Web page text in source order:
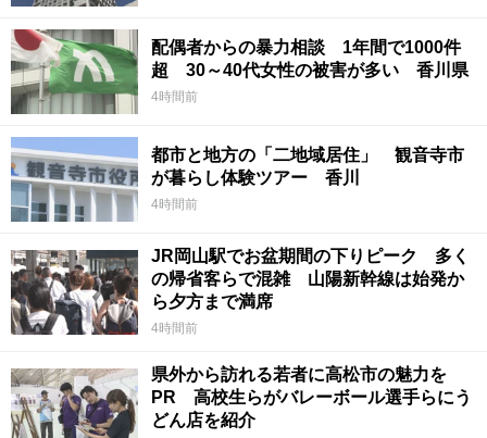
配偶者からの暴力相談 1年間で1000件
超 30～40代女性の被害が多い 香川県
4時間前
都市と地方の「二地域居住」 観音寺市
が暮らし体験ツアー 香川
4時間前
JR岡山駅でお盆期間の下りピーク 多く
の帰省客らで混雑 山陽新幹線は始発か
ら夕方まで満席
4時間前
県外から訪れる若者に高松市の魅力を
PR 高校生らがバレーボール選手らにう
どん店を紹介